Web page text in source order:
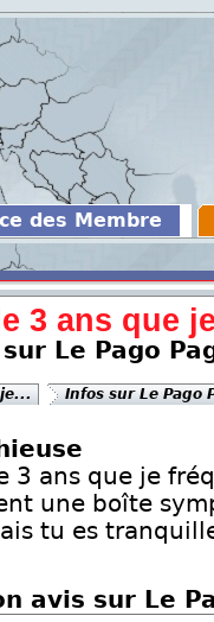
des Membre
3 ans que
Le Pago
Infos sur Le Pago
3 ans que je
une boîte
tu es
avis sur Le